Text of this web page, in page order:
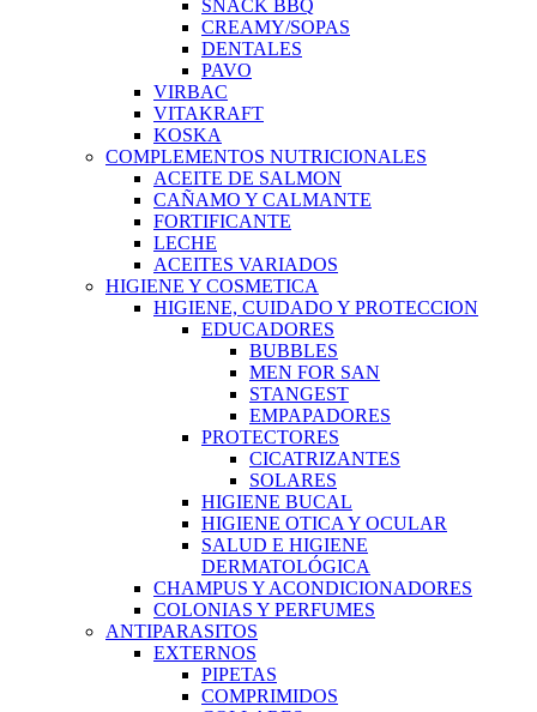
SNACK BBQ
CREAMY/SOPAS
DENTALES
PAVO
VIRBAC
VITAKRAFT
KOSKA
COMPLEMENTOS NUTRICIONALES
ACEITE DE SALMON
CAÑAMO Y CALMANTE
FORTIFICANTE
LECHE
ACEITES VARIADOS
HIGIENE Y COSMETICA
HIGIENE, CUIDADO Y PROTECCION
EDUCADORES
BUBBLES
MEN FOR SAN
STANGEST
EMPAPADORES
PROTECTORES
CICATRIZANTES
SOLARES
HIGIENE BUCAL
HIGIENE OTICA Y OCULAR
SALUD E HIGIENE
DERMATOLÓGICA
CHAMPUS Y ACONDICIONADORES
COLONIAS Y PERFUMES
ANTIPARASITOS
EXTERNOS
PIPETAS
COMPRIMIDOS